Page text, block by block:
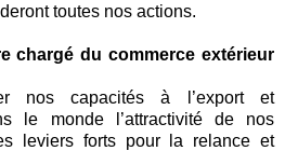
toutes nos actions.
chargé du commerce extérieur
nos capacités à l’export et
le monde l’attractivité de nos
leviers forts pour la relance et